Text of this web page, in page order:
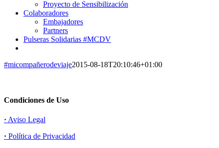
Proyecto de Sensibilización
Colaboradores
Embajadores
Partners
Pulseras Solidarias #MCDV
#micompañerodeviaje2015-08-18T20:10:46+01:00
Condiciones de Uso
· Aviso Legal
· Política de Privacidad